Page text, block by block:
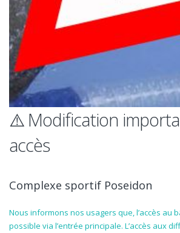
⚠️ Modification
accès
Complexe sportif Poseidon
Nous informons nos usagers que, l’accès au
possible via l’entrée principale. L’accès aux